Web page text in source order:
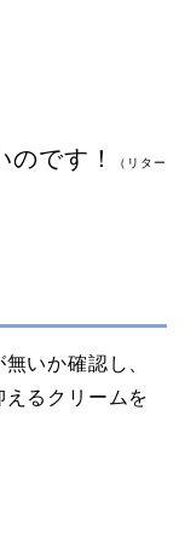
です！ （リター
いか確認し、
るクリームを